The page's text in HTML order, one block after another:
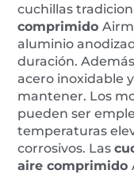
cuchillas
comprimido
aluminio
duración.
acero inoxidable
mantener. Los
pueden ser
temperaturas
corrosivos. Las
airecomprimido